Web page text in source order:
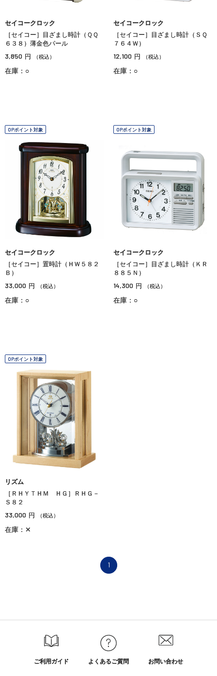
セイコークロック
［セイコー］目ざまし時計（ＱＱ
６３８）薄金色パール
3,850 円 （税込）
在庫：○
セイコークロック
［セイコー］目ざまし時計（ＳＱ
７６４Ｗ）
12,100 円 （税込）
在庫：○
OPポイント対象
セイコークロック
［セイコー］置時計（ＨＷ５８２
Ｂ）
33,000 円 （税込）
在庫：○
OPポイント対象
セイコークロック
［セイコー］目ざまし時計（ＫＲ
８８５Ｎ）
14,300 円 （税込）
在庫：○
OPポイント対象
リズム
［ＲＨＹＴＨＭ ＨＧ］ＲＨＧ－
Ｓ８２
33,000 円 （税込）
在庫：✕
1
ご利用ガイド よくあるご質問 お問い合わせ